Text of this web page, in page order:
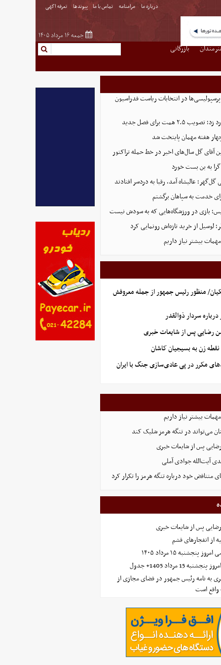
درباره ما مرامنامه تماس با ما پیوندها تعرفه اگهی
جمعه ۱۶ مرداد ۱۴۰۵
بازرگانی
در انتخابات ریاست فدراسیون
همت برای فصل جدید
هفته مهمان پایتخت شد
آقای گل سال‌های اخیر در خط حمله تراکتور
به بن بست خورد
عالیشاه آمد، رقبا به دردسر افتادند
خدمت به سپاهان برگشتم
بازی در ورزشگاه‌هایی که به سودش نیست
لوسیل از خرید تازه‌اش رونمایی کرد
بیشتر نیاز داریم
منظور رئیس جمهور از جمله معروفش
سردار ذوالقدر
رضایی پس از شایعات خبری
زن به بسیجیان کاشان
مکرر در پی عادی‌سازی جنگ با ایران
بیشتر نیاز داریم
می‌تواند در تنگه هرمز شلیک کند
پس از شایعات خبری
آیت‌الله جوادی آملی
متناقض خود درباره تنگه هرمز را تکرار کرد
پس از شایعات خبری
از انفجارهای قشم
۱۵ مرداد ۱۴۰۵
15 مرداد 1405+ جدول
به نامه رئیس جمهور در فضای مجازی از
است